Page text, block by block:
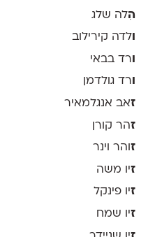
הִלה שלג
ולדה קירילוב
רד בבאי
ורד גולדמן
זאב אנגלמאיר
זהר קורן
זוהר וינר
זיו משה
זיו פינקל
זיו שמח